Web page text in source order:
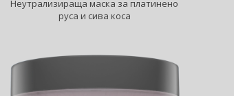
Неутрализираща маска за платинено
руса и сива коса